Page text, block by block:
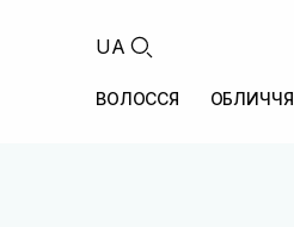
UA
ВОЛОССЯ ОБЛИЧЧЯ